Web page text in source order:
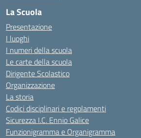
La Scuola
Presentazione
I luoghi
I numeri della scuola
Le carte della scuola
Dirigente Scolastico
Organizzazione
La storia
Codici disciplinari e regolamenti
Sicurezza I.C. Ennio Galice
Funzionigramma e Organigramma